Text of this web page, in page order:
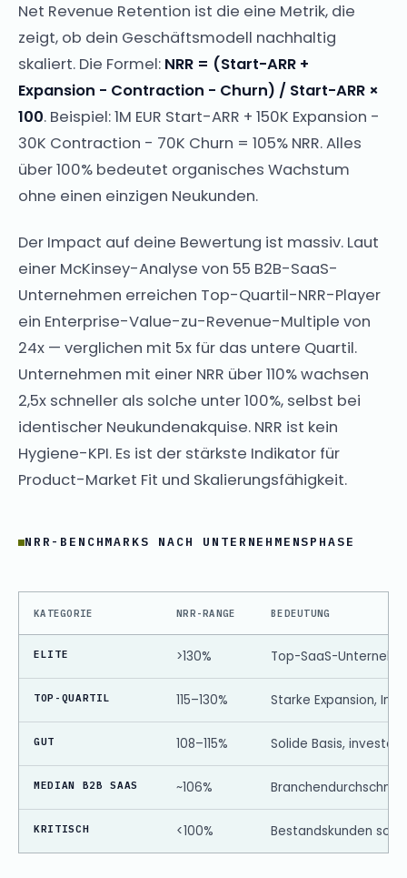
Net Revenue Retention ist die eine Metrik, die
zeigt, ob dein Geschäftsmodell nachhaltig
skaliert. Die Formel: NRR = (Start-ARR +
Expansion - Contraction - Churn) / Start-ARR ×
100. Beispiel: 1M EUR Start-ARR + 150K Expansion -
30K Contraction - 70K Churn = 105% NRR. Alles
über 100% bedeutet organisches Wachstum
ohne einen einzigen Neukunden.
Der Impact auf deine Bewertung ist massiv. Laut
einer McKinsey-Analyse von 55 B2B-SaaS-
Unternehmen erreichen Top-Quartil-NRR-Player
ein Enterprise-Value-zu-Revenue-Multiple von
24x — verglichen mit 5x für das untere Quartil.
Unternehmen mit einer NRR über 110% wachsen
2,5x schneller als solche unter 100%, selbst bei
identischer Neukundenakquise. NRR ist kein
Hygiene-KPI. Es ist der stärkste Indikator für
Product-Market Fit und Skalierungsfähigkeit.
NRR-BENCHMARKS NACH UNTERNEHMENSPHASE
KATEGORIE NRR-RANGE BEDEUTUNG
ELITE >130% Top-SaaS-
TOP-QUARTIL 115–130% Starke Expansion,
GUT 108–115% Solide Basis,
MEDIAN B2B SAAS ~106% Branchendurchschnitt
KRITISCH <100% Bestandskunden